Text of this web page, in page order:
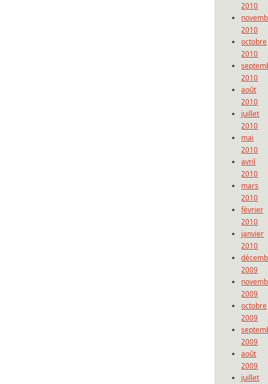
2010
2010
octobre
2010
2010
août
2010
juillet
2010
mai
2010
avril
2010
mars
2010
février
2010
janvier
2010
2009
2009
octobre
2009
2009
août
2009
juillet